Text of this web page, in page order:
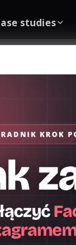
studies